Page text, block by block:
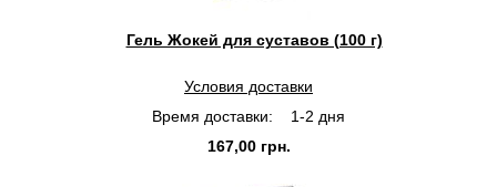
Гель Жокей для суставов (100 г)
Условия доставки
Время доставки:
1-2 дня
167,00 грн.